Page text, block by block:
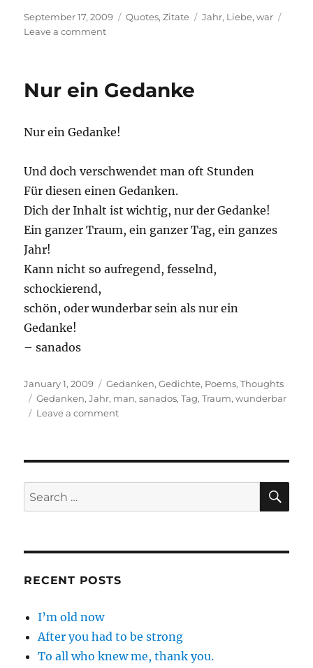
Posted
on
September 17, 2009 Categories
Quotes,Zitate Tags
Jahr, Liebe,war
Leave a commenton
…
Nur ein Gedanke
Nur ein Gedanke!
Und doch verschwendet man oft Stunden
Für diesen einen Gedanken.
Dich der Inhalt ist wichtig, nur der Gedanke!
Ein ganzer Traum, ein ganzer Tag, ein ganzes
Jahr!
Kann nicht so aufregend, fesselnd,
schockierend,
schön, oder wunderbar sein als nur ein
Gedanke!
– sanados
Posted
on
January 1, 2009 Categories
Gedanken,Gedichte, Poems,Thoughts
Tags
Gedanken,Jahr, man,sanados,Tag,Traum,wunderbar
Leave a commenton
Search
for:
RECENT POSTS
I’m old now
After you had to be strong
To all who knew me, thank you.